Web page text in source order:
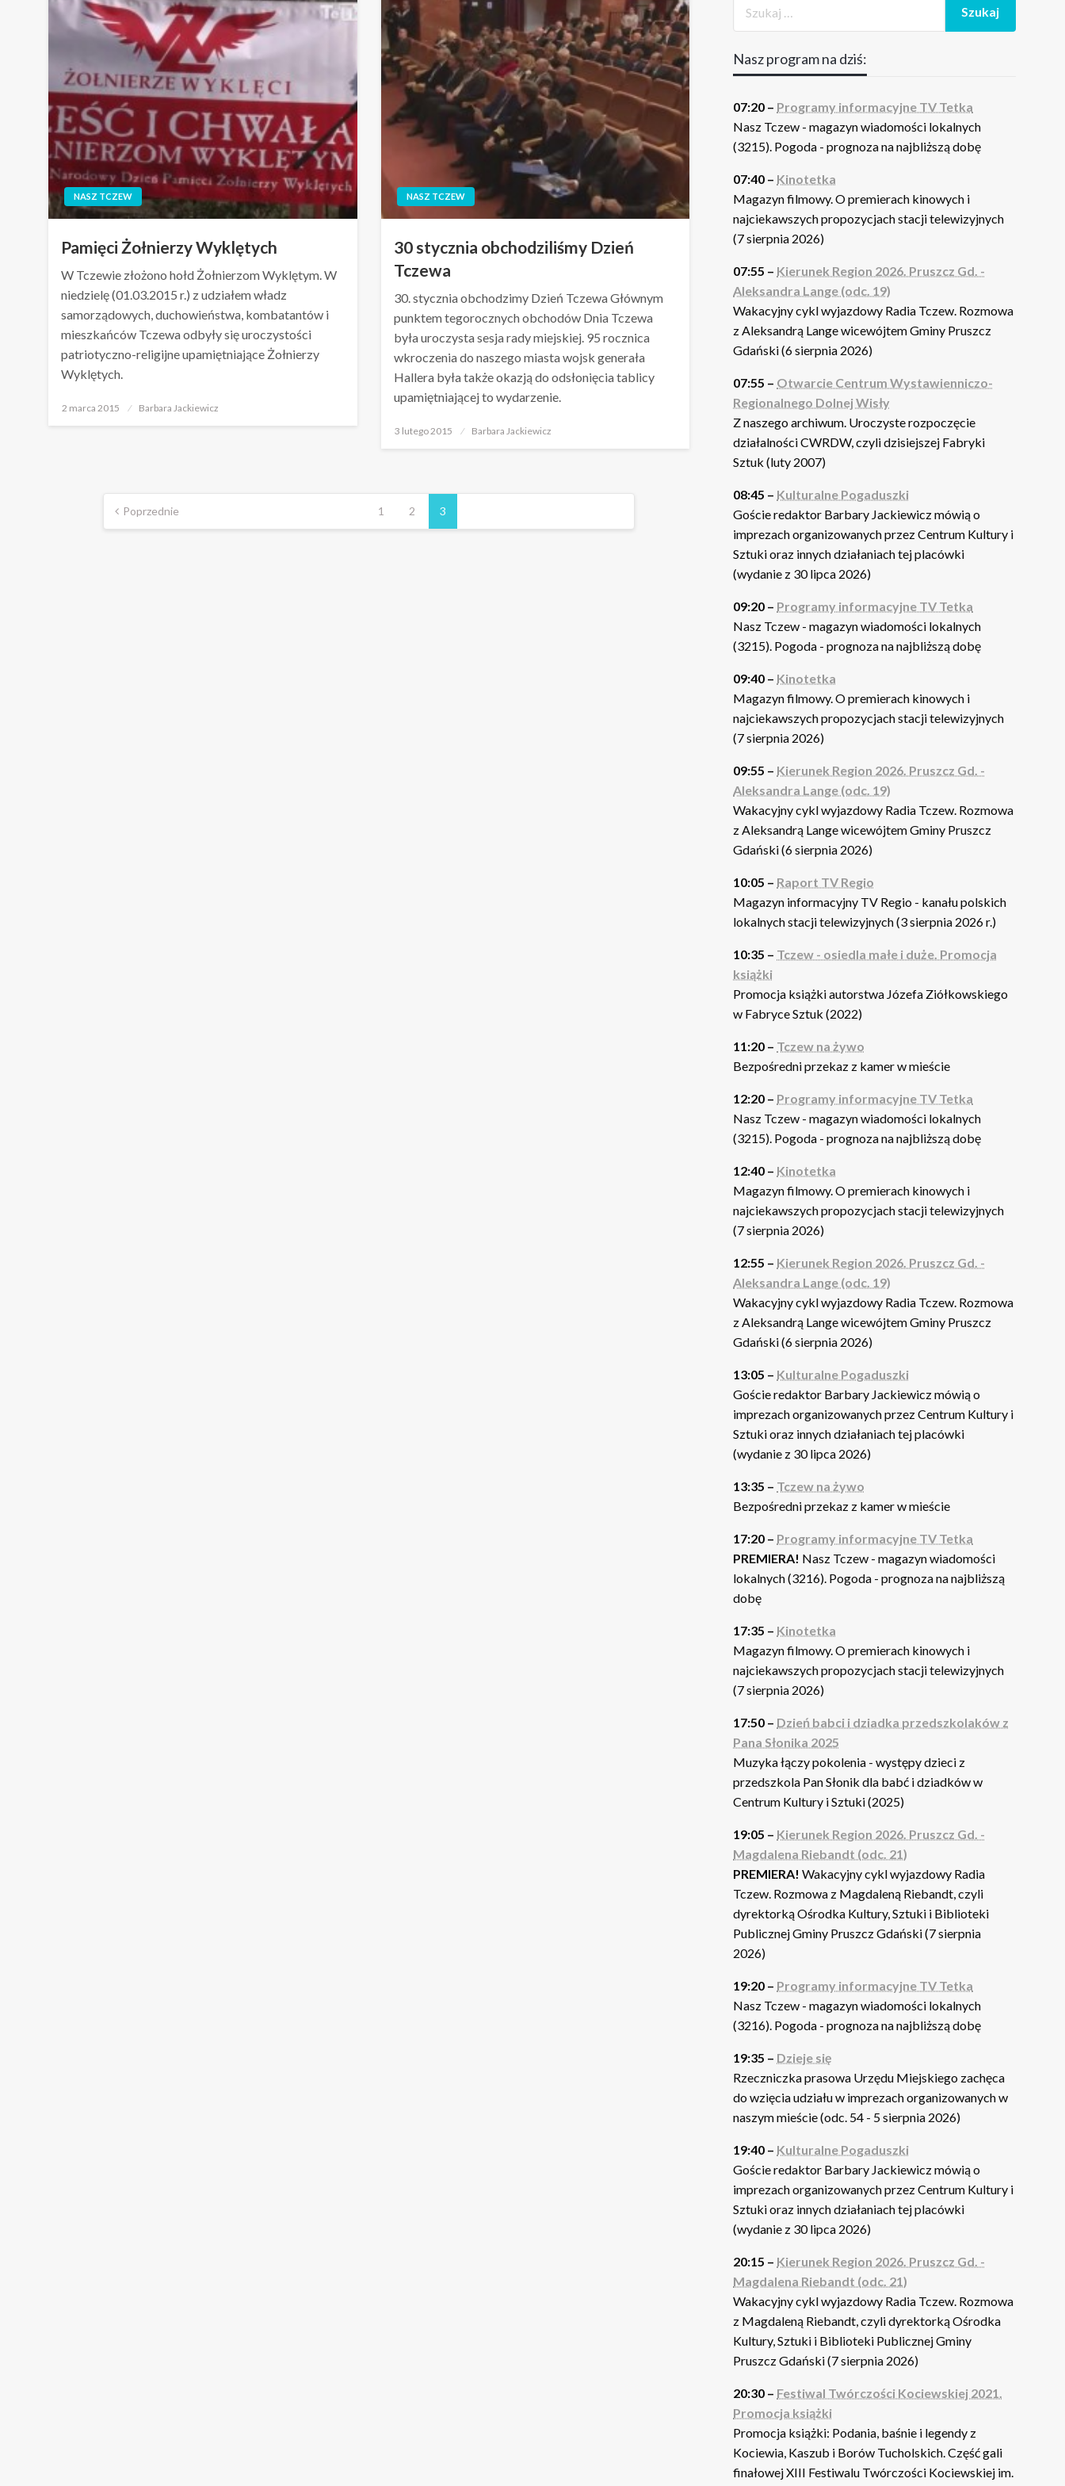
NASZ TCZEW
Pamięci Żołnierzy Wyklętych
W Tczewie złożono hołd Żołnierzom Wyklętym. W
niedzielę (01.03.2015 r.) z udziałem władz
samorządowych, duchowieństwa, kombatantów i
mieszkańców Tczewa odbyły się uroczystości
patriotyczno-religijne upamiętniające Żołnierzy
Wyklętych.
Opublikowane
2 marca 2015 Barbara Jackiewicz
NASZ TCZEW
30 stycznia obchodziliśmy Dzień
Tczewa
30. stycznia obchodzimy Dzień Tczewa Głównym
punktem tegorocznych obchodów Dnia Tczewa
była uroczysta sesja rady miejskiej. 95 rocznica
wkroczenia do naszego miasta wojsk generała
Hallera była także okazją do odsłonięcia tablicy
upamiętniającej to wydarzenie.
Opublikowane
3 lutego 2015 Barbara Jackiewicz
Stronicowanie
Poprzednie 1 2 3
Nasz program na dziś:
07:20 – Programy informacyjne TV Tetka
Nasz Tczew - magazyn wiadomości lokalnych
(3215). Pogoda - prognoza na najbliższą dobę
07:40 – Kinotetka
Magazyn filmowy. O premierach kinowych i
najciekawszych propozycjach stacji telewizyjnych
(7 sierpnia 2026)
07:55 – Kierunek Region 2026. Pruszcz Gd. -
Aleksandra Lange (odc. 19)
Wakacyjny cykl wyjazdowy Radia Tczew. Rozmowa
z Aleksandrą Lange wicewójtem Gminy Pruszcz
Gdański (6 sierpnia 2026)
07:55 – Otwarcie Centrum Wystawienniczo-
Regionalnego Dolnej Wisły
Z naszego archiwum. Uroczyste rozpoczęcie
działalności CWRDW, czyli dzisiejszej Fabryki
Sztuk (luty 2007)
08:45 – Kulturalne Pogaduszki
Goście redaktor Barbary Jackiewicz mówią o
imprezach organizowanych przez Centrum Kultury i
Sztuki oraz innych działaniach tej placówki
(wydanie z 30 lipca 2026)
09:20 – Programy informacyjne TV Tetka
Nasz Tczew - magazyn wiadomości lokalnych
(3215). Pogoda - prognoza na najbliższą dobę
09:40 – Kinotetka
Magazyn filmowy. O premierach kinowych i
najciekawszych propozycjach stacji telewizyjnych
(7 sierpnia 2026)
09:55 – Kierunek Region 2026. Pruszcz Gd. -
Aleksandra Lange (odc. 19)
Wakacyjny cykl wyjazdowy Radia Tczew. Rozmowa
z Aleksandrą Lange wicewójtem Gminy Pruszcz
Gdański (6 sierpnia 2026)
10:05 – Raport TV Regio
Magazyn informacyjny TV Regio - kanału polskich
lokalnych stacji telewizyjnych (3 sierpnia 2026 r.)
10:35 – Tczew - osiedla małe i duże. Promocja
książki
Promocja książki autorstwa Józefa Ziółkowskiego
w Fabryce Sztuk (2022)
11:20 – Tczew na żywo
Bezpośredni przekaz z kamer w mieście
12:20 – Programy informacyjne TV Tetka
Nasz Tczew - magazyn wiadomości lokalnych
(3215). Pogoda - prognoza na najbliższą dobę
12:40 – Kinotetka
Magazyn filmowy. O premierach kinowych i
najciekawszych propozycjach stacji telewizyjnych
(7 sierpnia 2026)
12:55 – Kierunek Region 2026. Pruszcz Gd. -
Aleksandra Lange (odc. 19)
Wakacyjny cykl wyjazdowy Radia Tczew. Rozmowa
z Aleksandrą Lange wicewójtem Gminy Pruszcz
Gdański (6 sierpnia 2026)
13:05 – Kulturalne Pogaduszki
Goście redaktor Barbary Jackiewicz mówią o
imprezach organizowanych przez Centrum Kultury i
Sztuki oraz innych działaniach tej placówki
(wydanie z 30 lipca 2026)
13:35 – Tczew na żywo
Bezpośredni przekaz z kamer w mieście
17:20 – Programy informacyjne TV Tetka
PREMIERA! Nasz Tczew - magazyn wiadomości
lokalnych (3216). Pogoda - prognoza na najbliższą
dobę
17:35 – Kinotetka
Magazyn filmowy. O premierach kinowych i
najciekawszych propozycjach stacji telewizyjnych
(7 sierpnia 2026)
17:50 – Dzień babci i dziadka przedszkolaków z
Pana Słonika 2025
Muzyka łączy pokolenia - występy dzieci z
przedszkola Pan Słonik dla babć i dziadków w
Centrum Kultury i Sztuki (2025)
19:05 – Kierunek Region 2026. Pruszcz Gd. -
Magdalena Riebandt (odc. 21)
PREMIERA! Wakacyjny cykl wyjazdowy Radia
Tczew. Rozmowa z Magdaleną Riebandt, czyli
dyrektorką Ośrodka Kultury, Sztuki i Biblioteki
Publicznej Gminy Pruszcz Gdański (7 sierpnia
2026)
19:20 – Programy informacyjne TV Tetka
Nasz Tczew - magazyn wiadomości lokalnych
(3216). Pogoda - prognoza na najbliższą dobę
19:35 – Dzieje się
Rzeczniczka prasowa Urzędu Miejskiego zachęca
do wzięcia udziału w imprezach organizowanych w
naszym mieście (odc. 54 - 5 sierpnia 2026)
19:40 – Kulturalne Pogaduszki
Goście redaktor Barbary Jackiewicz mówią o
imprezach organizowanych przez Centrum Kultury i
Sztuki oraz innych działaniach tej placówki
(wydanie z 30 lipca 2026)
20:15 – Kierunek Region 2026. Pruszcz Gd. -
Magdalena Riebandt (odc. 21)
Wakacyjny cykl wyjazdowy Radia Tczew. Rozmowa
z Magdaleną Riebandt, czyli dyrektorką Ośrodka
Kultury, Sztuki i Biblioteki Publicznej Gminy
Pruszcz Gdański (7 sierpnia 2026)
20:30 – Festiwal Twórczości Kociewskiej 2021.
Promocja książki
Promocja książki: Podania, baśnie i legendy z
Kociewia, Kaszub i Borów Tucholskich. Część gali
finałowej XIII Festiwalu Twórczości Kociewskiej im.